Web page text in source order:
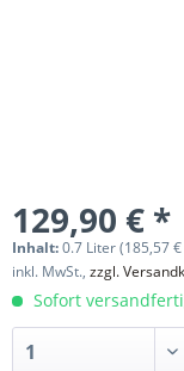
129,90 € *
Inhalt:0.7 Liter (185,57
inkl. MwSt., zzgl.
Sofort